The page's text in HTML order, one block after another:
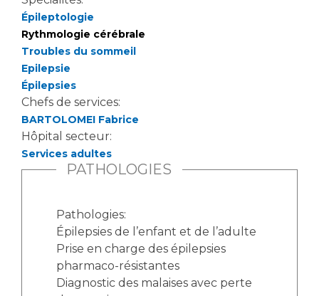
Qualité
Nos indicateurs qualité et de sécurité des soins
Protection des données
Les recherches en santé à l’AP-HM
Liste des marchés conclus
Documents utiles
Épileptologie
Rythmologie cérébrale
Troubles du sommeil
Epilepsie
Épilepsies
Chefs de services:
BARTOLOMEI Fabrice
Hôpital secteur:
Services adultes
PATHOLOGIES
Pathologies:
Épilepsies de l’enfant et de l’adulte
Prise en charge des épilepsies
pharmaco-résistantes
Diagnostic des malaises avec perte